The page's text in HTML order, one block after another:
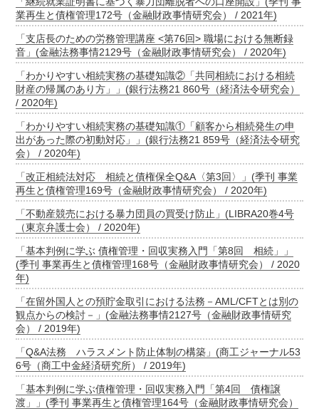
業再生と債権管理172号（金融財政事情研究会） / 2021年)
「支店長のための労務管理講座 <第76回> 職場における無断録
音」(金融法務事情2129号（金融財政事情研究会） / 2020年)
「わかりやすい相続実務の基礎知識②「共同相続における相続
財産の帰属のあり方」」(銀行法務21 860号（経済法令研究会）
/ 2020年)
「わかりやすい相続実務の基礎知識①「顧客から相続発生の申
出があった際の初動対応」」(銀行法務21 859号（経済法令研究
会） / 2020年)
「改正相続法対応 相続と債権保全Q&A〈第3回〉」(季刊 事業
再生と債権管理169号（金融財政事情研究会） / 2020年)
「不動産競売における暴力団員の買受け防止」(LIBRA20巻4号
（東京弁護士会） / 2020年)
「基本判例に学ぶ 債権管理・回収実務入門「第8回 相続」」
(季刊 事業再生と債権管理168号（金融財政事情研究会） / 2020
年)
「在留外国人との預貯金取引における法務－AML/CFTとは別の
観点からの検討－」(金融法務事情2127号（金融財政事情研究
会） / 2019年)
「Q&A法務 ハラスメント防止体制の構築」(商工ジャーナル53
6号（商工中金経済研究所） / 2019年)
「基本判例に学ぶ債権管理・回収実務入門「第4回 債権譲
渡」」(季刊 事業再生と債権管理164号（金融財政事情研究会）